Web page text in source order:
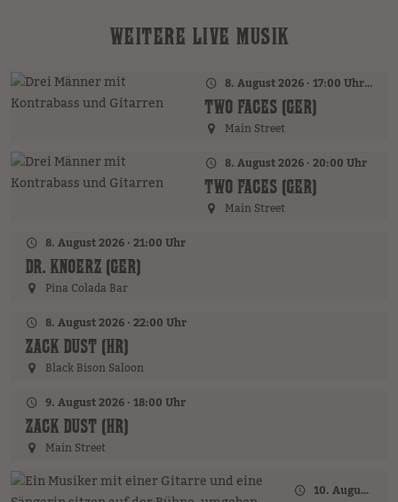
WEITERE LIVE MUSIK
8. August 2026 · 17:00 Uhr – 18:00 Uhr
TWO FACES (GER)
Main Street
8. August 2026 · 20:00 Uhr
TWO FACES (GER)
Main Street
8. August 2026 · 21:00 Uhr
DR. KNOERZ (GER)
Pina Colada Bar
8. August 2026 · 22:00 Uhr
ZACK DUST (HR)
Black Bison Saloon
9. August 2026 · 18:00 Uhr
ZACK DUST (HR)
Main Street
10. August 2026 · 18:00 Uhr